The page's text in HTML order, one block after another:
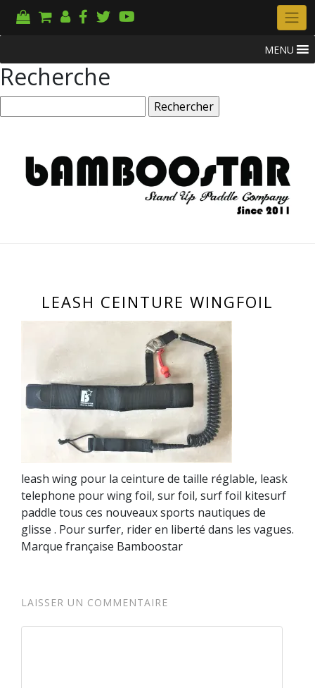
MENU
Recherche
LEASH CEINTURE WINGFOIL
leash wing pour la ceinture de taille réglable, leask
telephone pour wing foil, sur foil, surf foil kitesurf
paddle tous ces nouveaux sports nautiques de
glisse . Pour surfer, rider en liberté dans les vagues.
Marque française Bamboostar
LAISSER UN COMMENTAIRE